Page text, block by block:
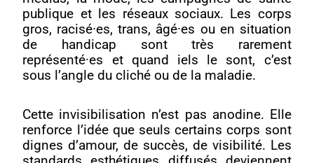
publique et les réseaux sociaux. Les corps
gros, racisé·es, trans, âgé·es ou en situation
de handicap sont très rarement
représenté·es et quand iels le sont, c’est
sous l’angle du cliché ou de la maladie.
Cette invisibilisation n’est pas anodine. Elle
renforce l’idée que seuls certains corps sont
dignes d’amour, de succès, de visibilité. Les